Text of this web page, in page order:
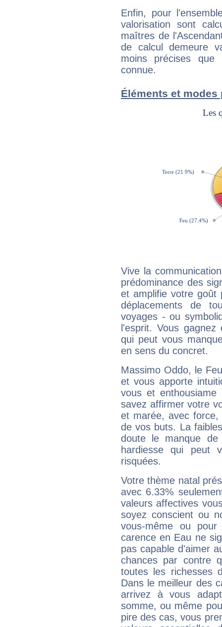
Enfin, pour
valorisation sont
maîtres de
de calcul demeure
moins précises que
connue.
Éléments et
Vive la
prédominance des
et amplifie votre goût
déplacements de
voyages - ou
l'esprit. Vous
qui peut vous
en sens du concret.
Massimo Oddo, le
et vous apporte
vous et
savez affirmer votre
et marée, avec
de vos buts. La
doute le manque
hardiesse qui peut
risquées.
Votre thème natal
avec 6.33%
valeurs affectives
soyez conscient ou
vous-même ou
carence en Eau ne
pas capable d'aimer
chances par contre
toutes les richesses
Dans le meilleur des
arrivez à vous
somme, ou même
pire des cas, vous